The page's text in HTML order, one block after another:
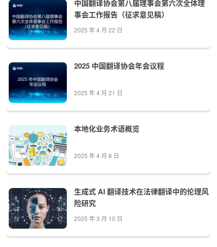
中国翻译协会第八届理事会第六次全体理
事会工作报告（征求意见稿）
2025 年 4 月 22 日
2025 中国翻译协会年会议程
2025 年 4 月 21 日
本地化业务术语概览
2025 年 4 月 8 日
生成式 AI 翻译技术在法律翻译中的伦理风
险研究
2025 年 3 月 10 日